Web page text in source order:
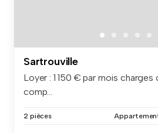
Sartrouville
Loyer : 1 150 € par mois
comp...
2 pièces